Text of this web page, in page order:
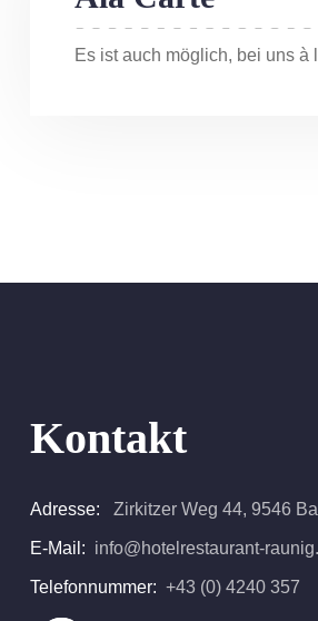
Es ist auch möglich, bei uns à
Kontakt
Adresse: Zirkitzer Weg 44, 9546
E-Mail: info@hotelrestaurant-
Telefonnummer: +43 (0) 4240 357